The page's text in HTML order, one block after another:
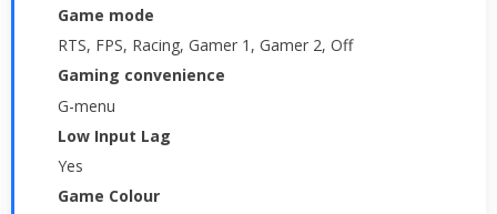
Game mode
RTS, FPS, Racing, Gamer 1, Gamer 2, Off
Gaming convenience
G-menu
Low Input Lag
Yes
Game Colour